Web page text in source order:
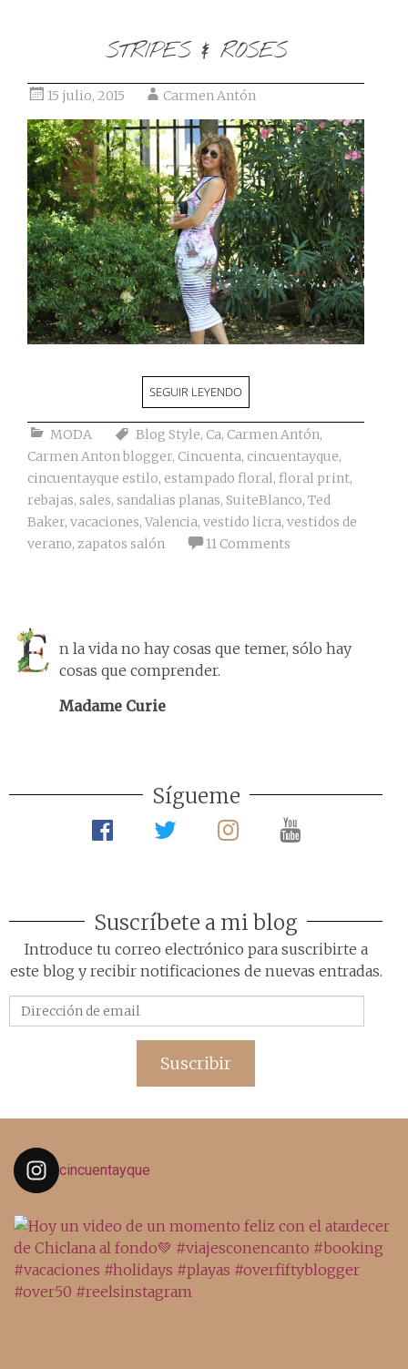
STRIPES & ROSES
15 julio, 2015 Carmen Antón
SEGUIR LEYENDO
MODA Blog Style, Ca, Carmen Antón,
Carmen Anton blogger, Cincuenta, cincuentayque,
cincuentayque estilo, estampado floral, floral print,
rebajas, sales, sandalias planas, SuiteBlanco, Ted
Baker, vacaciones, Valencia, vestido licra, vestidos de
verano, zapatos salón 11 Comments
n la vida no hay cosas que temer, sólo hay
cosas que comprender.
Madame Curie
Sígueme
Suscríbete a mi blog
Introduce tu correo electrónico para suscribirte a
este blog y recibir notificaciones de nuevas entradas.
de
Suscribir
cincuentayque